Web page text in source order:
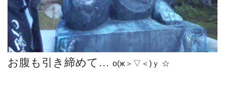
お腹も引き締めて… о(ж＞▽＜)ｙ ☆